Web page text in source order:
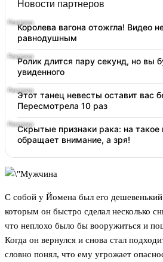
Новости партнеров
Королева вагона отожгла! Видео
равнодушным
Ролик длится пару секунд, но вы
увиденного
Этот танец невесты оставит вас
Пересмотрела 10 раз
Скрытые признаки рака: на такое
обращает внимание, а зря!
С собой у Йомена был его
которым он быстро сделал несколько
что неплохо было бы вооружиться и
Когда он вернулся и снова стал
словно понял, что ему угрожает